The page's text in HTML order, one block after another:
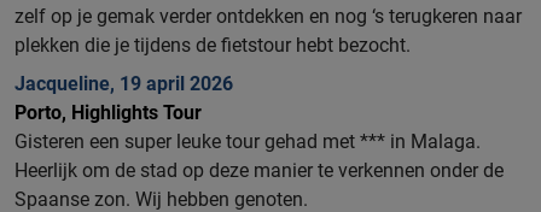
zelf op je gemak verder ontdekken en nog ‘s terugkeren naar
plekken die je tijdens de fietstour hebt bezocht.
Jacqueline, 19 april 2026
Porto, Highlights Tour
Gisteren een super leuke tour gehad met *** in Malaga.
Heerlijk om de stad op deze manier te verkennen onder de
Spaanse zon. Wij hebben genoten.